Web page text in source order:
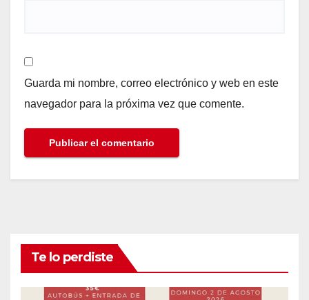
Guarda mi nombre, correo electrónico y web en este
navegador para la próxima vez que comente.
Te lo perdiste